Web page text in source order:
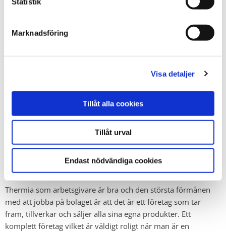
Marknadsföring
Visa detaljer
Tillåt alla cookies
Tillåt urval
Endast nödvändiga cookies
arbete de har gjort. Analyser görs för att komma fram till
kända för att kunna åtgärda dem med de lösningar som är
aktuella.
Miljöarbetet är alltid en pågående process. Det innebär
riskbedömning, kemikalier, hantering av avfall och optimering
av energianvändning. Sedan får vi inte glömma att det alltid är
en övervakande hand över arbetsmiljön.
Ett komplett företag
Thermia som arbetsgivare är bra och den största förmånen
med att jobba på bolaget är att det är ett företag som tar
fram, tillverkar och säljer alla sina egna produkter. Ett
komplett företag vilket är väldigt roligt när man är en